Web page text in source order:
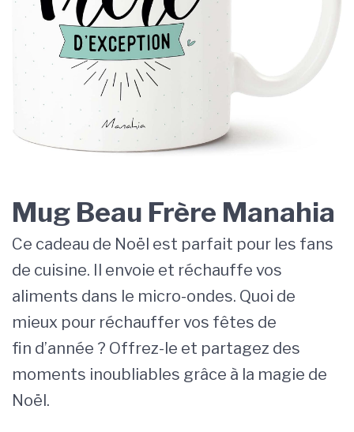
Mug Beau Frère Manahia
Ce cadeau de Noël est parfait pour les fans
de cuisine. Il envoie et réchauffe vos
aliments dans le micro-ondes. Quoi de
mieux pour réchauffer vos fêtes de
fin d’année ? Offrez-le et partagez des
moments inoubliables grâce à la magie de
Noël.